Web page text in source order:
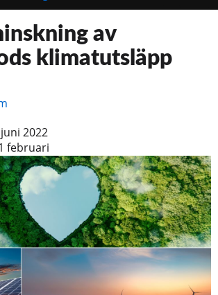
av
klimatutsläpp
juni 2022
februari